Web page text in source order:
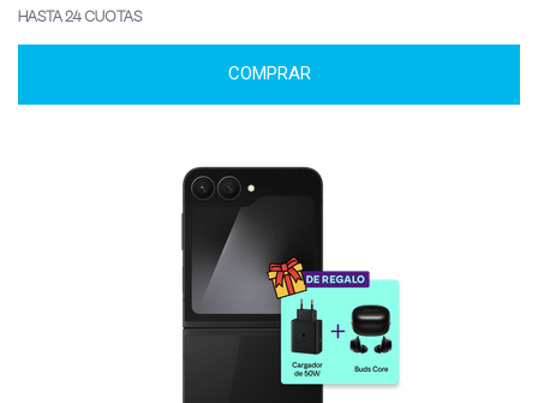
HASTA 24 CUOTAS
COMPRAR